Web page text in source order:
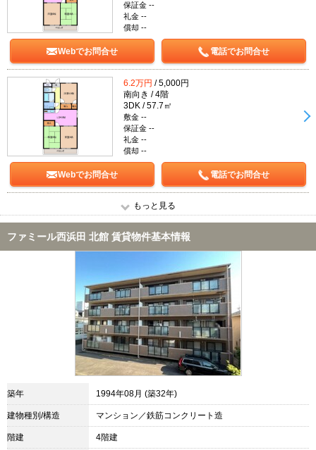
保証金 --
礼金 --
償却 --
Webでお問合せ 電話でお問合せ
6.2万円 / 5,000円
南向き / 4階
3DK / 57.7㎡
敷金 --
保証金 --
礼金 --
償却 --
Webでお問合せ 電話でお問合せ
もっと見る
ファミール西浜田 北館 賃貸物件基本情報
築年 1994年08月 (築32年)
建物種別/構造 マンション／鉄筋コンクリート造
階建 4階建